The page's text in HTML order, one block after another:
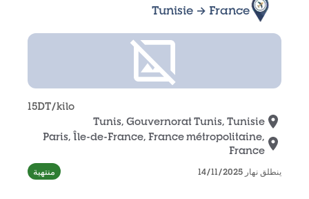
Tunisie → France
15DT/kilo
Tunis, Gouvernorat Tunis, Tunisie
Paris, Île-de-France, France métropolitaine,
France
ينطلق نهار 14/11/2025 منتهية